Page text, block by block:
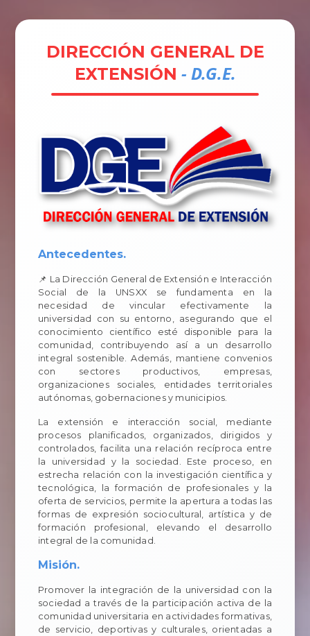
DIRECCIÓN GENERAL DE
EXTENSIÓN - D.G.E.
Antecedentes.
📌 La Dirección General de Extensión e Interacción
Social de la UNSXX se fundamenta en la
necesidad de vincular efectivamente la
universidad con su entorno, asegurando que el
conocimiento científico esté disponible para la
comunidad, contribuyendo así a un desarrollo
integral sostenible. Además, mantiene convenios
con sectores productivos, empresas,
organizaciones sociales, entidades territoriales
autónomas, gobernaciones y municipios.
La extensión e interacción social, mediante
procesos planificados, organizados, dirigidos y
controlados, facilita una relación recíproca entre
la universidad y la sociedad. Este proceso, en
estrecha relación con la investigación científica y
tecnológica, la formación de profesionales y la
oferta de servicios, permite la apertura a todas las
formas de expresión sociocultural, artística y de
formación profesional, elevando el desarrollo
integral de la comunidad.
Misión.
Promover la integración de la universidad con la
sociedad a través de la participación activa de la
comunidad universitaria en actividades formativas,
de servicio, deportivas y culturales, orientadas a